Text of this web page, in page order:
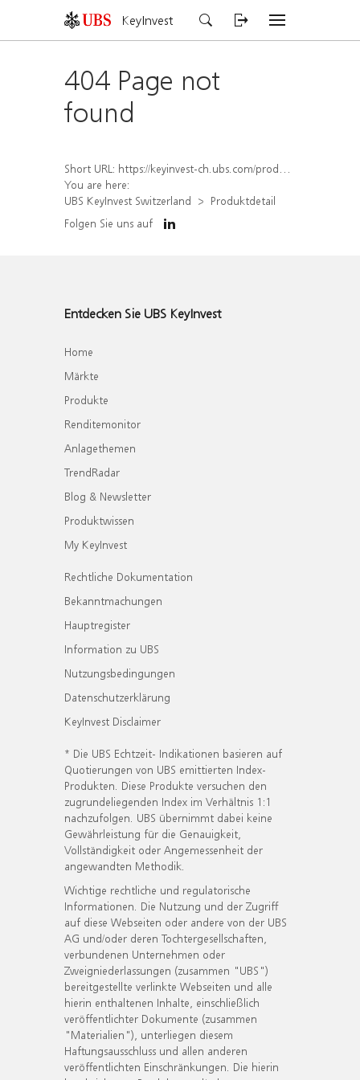
KeyInvest
404 Page not
found
Short URL: https://keyinvest-ch.ubs.com/produkt/detail/index/isin/CH1573370504
You are here:
UBS KeyInvest Switzerland
Produktdetail
Folgen Sie uns auf
Entdecken Sie UBS KeyInvest
Home
Märkte
Produkte
Renditemonitor
Anlagethemen
TrendRadar
Blog & Newsletter
Produktwissen
My KeyInvest
Rechtliche Dokumentation
Bekanntmachungen
Hauptregister
Information zu UBS
Nutzungsbedingungen
Datenschutzerklärung
KeyInvest Disclaimer
* Die UBS Echtzeit- Indikationen basieren auf
Quotierungen von UBS emittierten Index-
Produkten. Diese Produkte versuchen den
zugrundeliegenden Index im Verhältnis 1:1
nachzufolgen. UBS übernimmt dabei keine
Gewährleistung für die Genauigkeit,
Vollständigkeit oder Angemessenheit der
angewandten Methodik.
Wichtige rechtliche und regulatorische
Informationen. Die Nutzung und der Zugriff
auf diese Webseiten oder andere von der UBS
AG und/oder deren Tochtergesellschaften,
verbundenen Unternehmen oder
Zweigniederlassungen (zusammen "UBS")
bereitgestellte verlinkte Webseiten und alle
hierin enthaltenen Inhalte, einschließlich
veröffentlichter Dokumente (zusammen
"Materialien"), unterliegen diesem
Haftungsausschluss und allen anderen
veröffentlichten Einschränkungen. Die hierin